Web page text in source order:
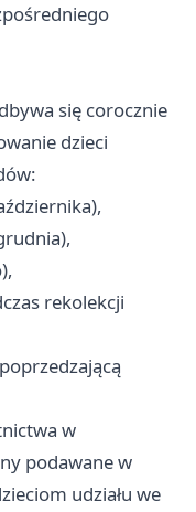
się corocznie
dzieci
rekolekcji
w
podawane w
udziału we